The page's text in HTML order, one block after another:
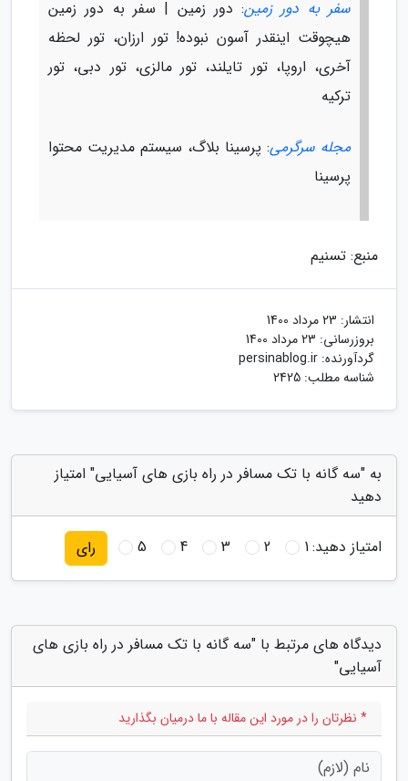
سفر به دور زمین: دور زمین | سفر به دور زمین
هیچوقت اینقدر آسون نبوده! تور ارزان، تور لحظه
آخری، اروپا، تور تایلند، تور مالزی، تور دبی، تور
ترکیه
مجله سرگرمی: پرسینا بلاگ، سیستم مدیریت محتوا
پرسینا
منبع: تسنیم
انتشار: 23 مرداد 1400
بروزرسانی: 23 مرداد 1400
گردآورنده: persinablog.ir
شناسه مطلب: 2425
به "سه گانه با تک مسافر در راه بازی های آسیایی" امتیاز
دهید
امتیاز دهید:1
2
3
4
5 رای
دیدگاه های مرتبط با "سه گانه با تک مسافر در راه بازی های
آسیایی"
* نظرتان را در مورد این مقاله با ما درمیان بگذارید